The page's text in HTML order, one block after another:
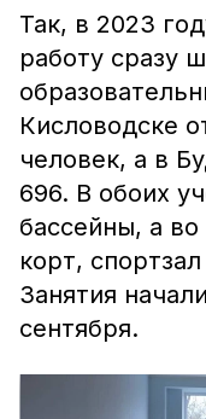
Так, в 2023
работу сразу
Кисловодске
человек, а в
696. В обоих
бассейны, а
корт,
Занятия
сентября.